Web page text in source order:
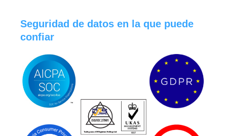
Seguridad de datos en la que puede
confiar